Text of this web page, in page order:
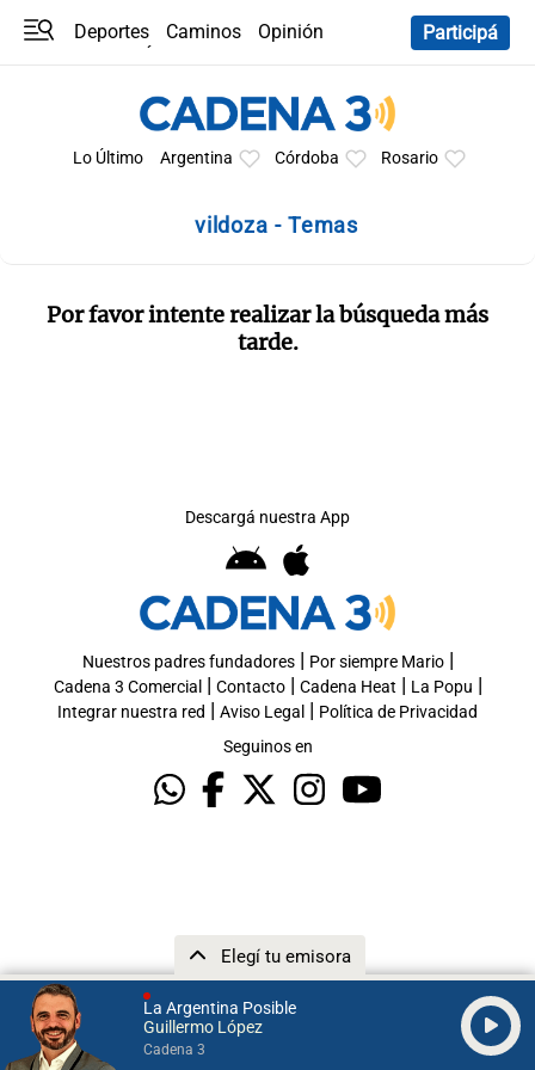
La Argentina Posible
Guillermo López
Cadena 3
Elegí tu emisora
Deportes Caminos
Opinión
Participá
Lo Último Argentina Córdoba Rosario
vildoza - Temas
Por favor intente realizar la búsqueda más
tarde.
Descargá nuestra App
Nuestros padres fundadores| Por siempre Mario|
Cadena 3 Comercial | Contacto| Cadena Heat | La Popu |
Integrar nuestra red | Aviso Legal | Política de Privacidad
Seguinos en